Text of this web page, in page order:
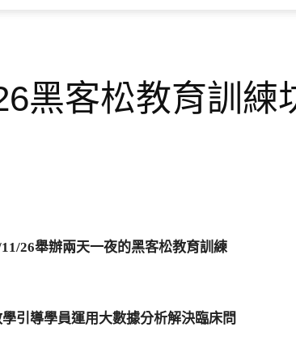
育訓練坊，圓滿成功!!
26舉辦兩天一夜的黑客松教育訓練
引導學員運用大數據分析解決臨床問